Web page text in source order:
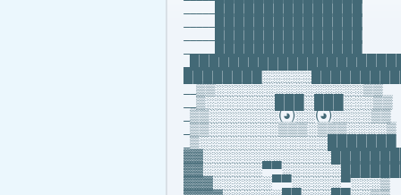
_____███████████████
_____███████████████
_____███████████████
_____███████████████
__▒▒░░░░░░░░░░░░░░░▒▒
__▒░░░░░░░███░███░░░▒▒
_▒▒░░░░░░░(◕)░░(◕)░░░░▒▒
_▒▒░░░░░░░▒▒▒░▒▒▒░░░░▒
_▒░░░░░░░░░░░░░███████
▓▓▓░░░░░░▀▀░░░░░▀░░░▒